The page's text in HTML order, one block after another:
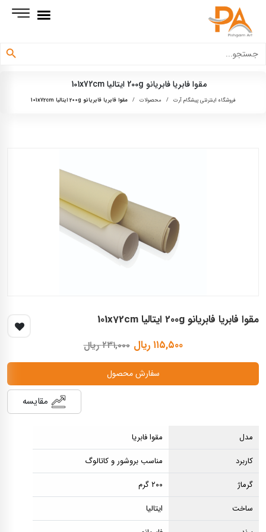
برای:
دکمه جستجو
مقوا فابریا فابریانو 200g ایتالیا 101x72cm
فروشگاه اینترنتی پیشگام آرت / محصولات / مقوا فابریا فابریانو 200g ایتالیا 101x72cm
مقوا فابریا فابریانو 200g ایتالیا 101x72cm
۱۱۵,۵۰۰ ریال
۲۳۱,۰۰۰ ریال
سفارش محصول
مقایسه
مدل
مقوا فابریا
کاربرد
مناسب بروشور و کاتالوگ
گرماژ
۲۰۰ گرم
ساخت
ایتالیا